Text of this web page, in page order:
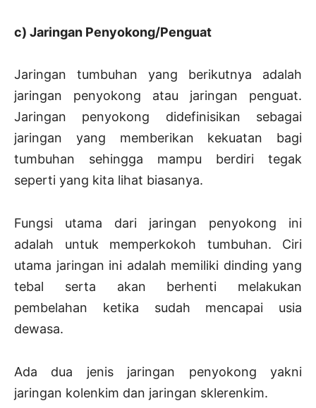
c) Jaringan Penyokong/Penguat
Jaringan tumbuhan yang berikutnya adalah
jaringan penyokong atau jaringan penguat.
Jaringan penyokong didefinisikan sebagai
jaringan yang memberikan kekuatan bagi
tumbuhan sehingga mampu berdiri tegak
seperti yang kita lihat biasanya.
Fungsi utama dari jaringan penyokong ini
adalah untuk memperkokoh tumbuhan. Ciri
utama jaringan ini adalah memiliki dinding yang
tebal serta akan berhenti melakukan
pembelahan ketika sudah mencapai usia
dewasa.
Ada dua jenis jaringan penyokong yakni
jaringan kolenkim dan jaringan sklerenkim.